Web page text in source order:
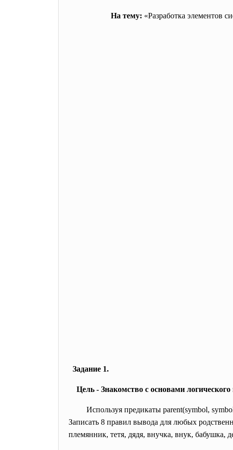
На тему: «Разработка элементов
Задание 1.
Цель - Знакомство с основами
Используя предикаты parent(symbol,
Записать 8 правил вывода для любых
племянник, тетя, дядя, внучка, внук, бабушка,